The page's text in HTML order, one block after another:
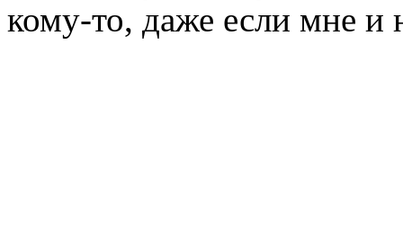
кому-то, даже если мне и